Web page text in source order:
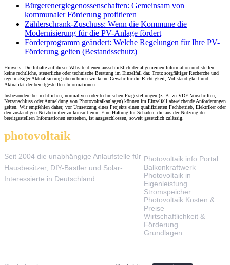
Bürgerenergiegenossenschaften: Gemeinsam von
kommunaler Förderung profitieren
Zählerschrank-Zuschuss: Wenn die Kommune die
Modernisierung für die PV-Anlage fördert
Förderprogramm geändert: Welche Regelungen für Ihre PV-
Förderung gelten (Bestandsschutz)
Hinweis: Die Inhalte auf dieser Website dienen ausschließlich der allgemeinen Information und stellen
keine rechtliche, steuerliche oder technische Beratung im Einzelfall dar. Trotz sorgfältiger Recherche und
regelmäßiger Aktualisierung übernehmen wir keine Gewähr für die Richtigkeit, Vollständigkeit und
Aktualität der bereitgestellten Informationen.
Insbesondere bei rechtlichen, normativen oder technischen Fragestellungen (z. B. zu VDE-Vorschriften,
Netzanschluss oder Anmeldung von Photovoltaikanlagen) können im Einzelfall abweichende Anforderungen
gelten. Wir empfehlen daher, vor Umsetzung eines Projekts einen qualifizierten Fachbetrieb, Elektriker oder
den zuständigen Netzbetreiber zu konsultieren. Eine Haftung für Schäden, die aus der Nutzung der
bereitgestellten Informationen entstehen, ist ausgeschlossen, soweit gesetzlich zulässig.
photovoltaik
Seit 2004 die unabhängige Anlaufstelle für
Hausbesitzer, DIY-Bastler und Solar-
Interessierte in Deutschland.
Photovoltaik.info Portal
Balkonkraftwerk
Photovoltaik in
Eigenleistung
Stromspeicher
Photovoltaik Kosten &
Preise
Wirtschaftlichkeit &
Förderung
Grundlagen